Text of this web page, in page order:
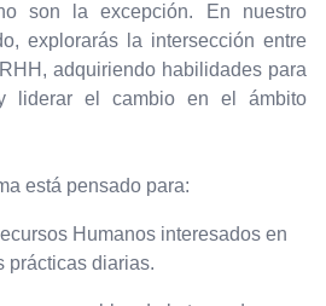
son la excepción. En nuestro
explorarás la intersección entre
adquiriendo habilidades para
liderar el cambio en el ámbito
está pensado para:
Humanos interesados en
prácticas diarias.